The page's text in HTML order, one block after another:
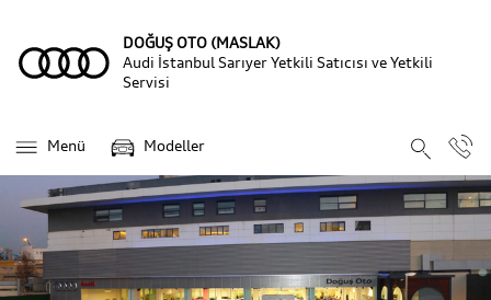
DOĞUŞ OTO (MASLAK)
Audi İstanbul Sarıyer Yetkili Satıcısı ve Yetkili
Servisi
Menü Modeller